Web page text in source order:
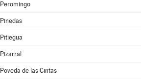
Peromingo
Pinedas
Pitiegua
Pizarral
Poveda de las Cintas